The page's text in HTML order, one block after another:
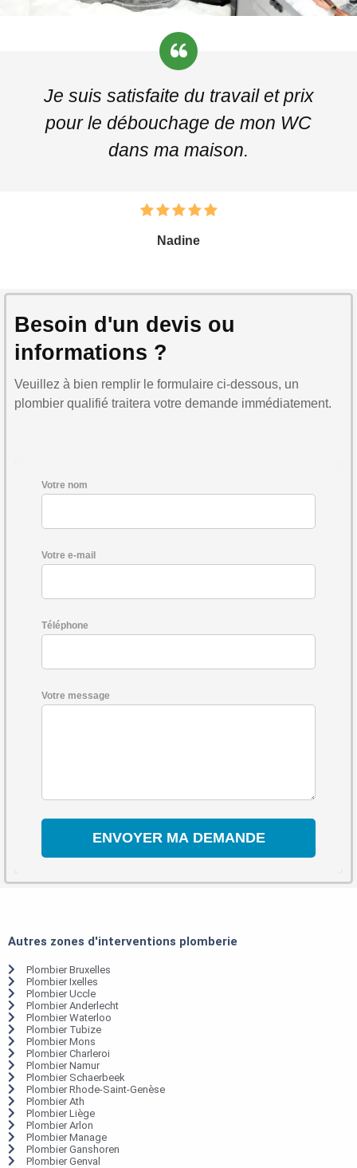
Je suis satisfaite du travail et prix
pour le débouchage de mon WC
dans ma maison.
Nadine
Besoin d'un devis ou
informations ?
Veuillez à bien remplir le formulaire ci-dessous, un
plombier qualifié traitera votre demande immédiatement.
Votre nom
Votre e-mail
Téléphone
Votre message
Autres zones d'interventions plomberie
Plombier Bruxelles
Plombier Ixelles
Plombier Uccle
Plombier Anderlecht
Plombier Waterloo
Plombier Tubize
Plombier Mons
Plombier Charleroi
Plombier Namur
Plombier Schaerbeek
Plombier Rhode-Saint-Genèse
Plombier Ath
Plombier Liège
Plombier Arlon
Plombier Manage
Plombier Ganshoren
Plombier Genval